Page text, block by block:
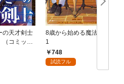
の天才剣士
（コミッ
フルカラ
8歳から始める魔法学
1
748
試読フル